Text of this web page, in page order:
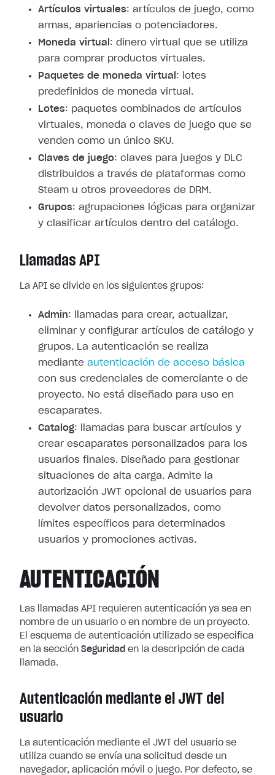
Artículos virtuales: artículos de juego, como
armas, apariencias o potenciadores.
Moneda virtual : dinero virtual que se utiliza
para comprar productos virtuales.
Paquetes de moneda virtual : lotes
predefinidos de moneda virtual.
Lotes: paquetes combinados de artículos
virtuales, moneda o claves de juego que se
venden como un único SKU.
Claves de juego: claves para juegos y DLC
distribuidos a través de plataformas como
Steam u otros proveedores de DRM.
Grupos: agrupaciones lógicas para organizar
y clasificar artículos dentro del catálogo.
Llamadas API
La API se divide en los siguientes grupos:
Admin: llamadas para crear, actualizar,
eliminar y configurar artículos de catálogo y
grupos. La autenticación se realiza
mediante autenticación de acceso básica
con sus credenciales de comerciante o de
proyecto. No está diseñado para uso en
escaparates.
Catalog: llamadas para buscar artículos y
crear escaparates personalizados para los
usuarios finales. Diseñado para gestionar
situaciones de alta carga. Admite la
autorización JWT opcional de usuarios para
devolver datos personalizados, como
límites específicos para determinados
usuarios y promociones activas.
AUTENTICACIÓN
Las llamadas API requieren autenticación ya sea en
nombre de un usuario o en nombre de un proyecto.
El esquema de autenticación utilizado se especifica
en la sección Seguridad en la descripción de cada
llamada.
Autenticación mediante el JWT del
usuario
La autenticación mediante el JWT del usuario se
utiliza cuando se envía una solicitud desde un
navegador, aplicación móvil o juego. Por defecto, se